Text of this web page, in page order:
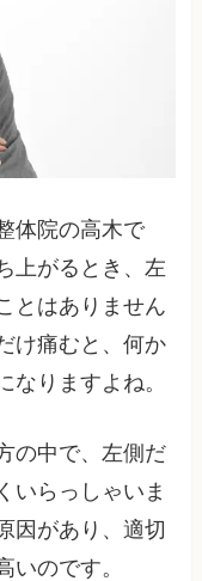
体院の高木で
上がるとき、左
とはありません
け痛むと、何か
なりますよね。
の中で、左側だ
いらっしゃいま
因があり、適切
いのです。